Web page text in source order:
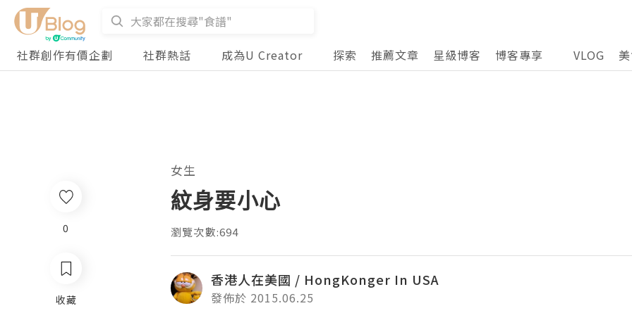
社群創作有價企劃 社群熱話 成為U Creator 探索 推薦文章 星級博客 博客專享 VLOG
女生
紋身要小心
瀏覽次數:694
香港人在美國 / HongKonger In USA
發佈於 2015.06.25
0
收藏